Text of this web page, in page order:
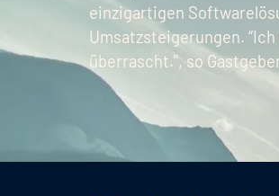
einzigartigen
Umsatzsteigerungen.
überrascht.”, so